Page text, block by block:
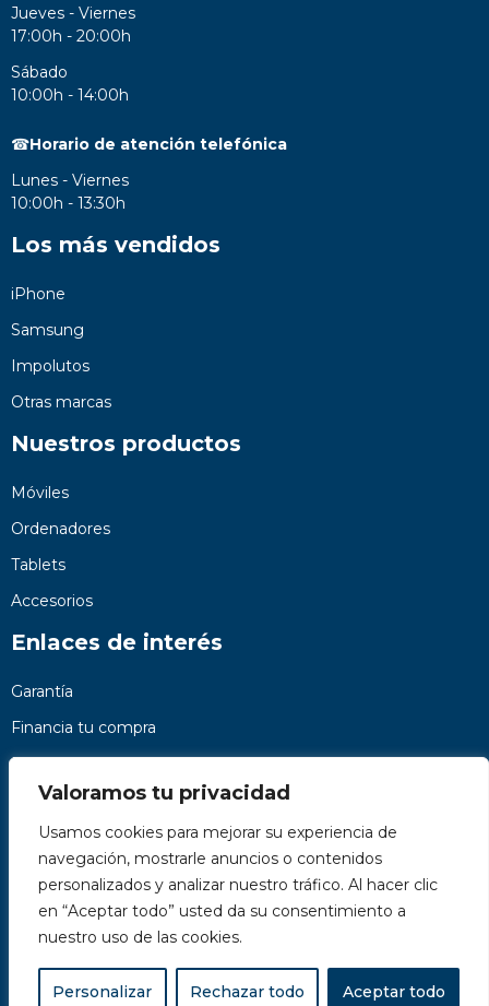
Valoramos tu privacidad
Usamos cookies para mejorar su experiencia de
navegación, mostrarle anuncios o contenidos
personalizados y analizar nuestro tráfico. Al hacer clic
en “Aceptar todo” usted da su consentimiento a
nuestro uso de las cookies.
Personalizar Rechazar todo Aceptar todo
Jueves - Viernes
17:00h - 20:00h
Sábado
10:00h - 14:00h
☎Horario de atención telefónica
Lunes - Viernes
10:00h - 13:30h
Los más vendidos
iPhone
Samsung
Impolutos
Otras marcas
Nuestros productos
Móviles
Ordenadores
Tablets
Accesorios
Enlaces de interés
Garantía
Financia tu compra
Preguntas frecuentes
Nosotros
Contacto
Páginas legales
Kit Digital